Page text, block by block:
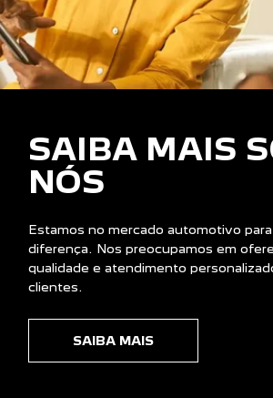
SAIBA MAIS
NÓS
Estamos no mercado automotivo
diferença. Nos preocupamos em
qualidade e atendimento
clientes.
SAIBA MAIS